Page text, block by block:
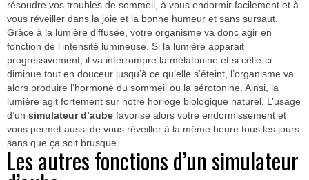
résoudre vos troubles de sommeil, à vous endormir facilement et à
vous réveiller dans la joie et la bonne humeur et sans sursaut.
Grâce à la lumière diffusée, votre organisme va donc agir en
fonction de l’intensité lumineuse. Si la lumière apparait
progressivement, il va interrompre la mélatonine et si celle-ci
diminue tout en douceur jusqu’à ce qu’elle s’éteint, l’organisme va
alors produire l’hormone du sommeil ou la sérotonine. Ainsi, la
lumière agit fortement sur notre horloge biologique naturel. L’usage
d’un simulateur d’aube favorise alors votre endormissement et
vous permet aussi de vous réveiller à la même heure tous les jours
sans que ça soit brusque.
Les autres fonctions d’un simulateur